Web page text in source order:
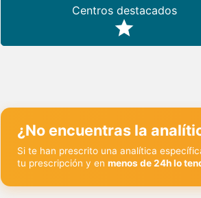
Centros destacados
¿No encuentras la
Si te han prescrito una analítica
tu prescripción y en menos de 24h lo